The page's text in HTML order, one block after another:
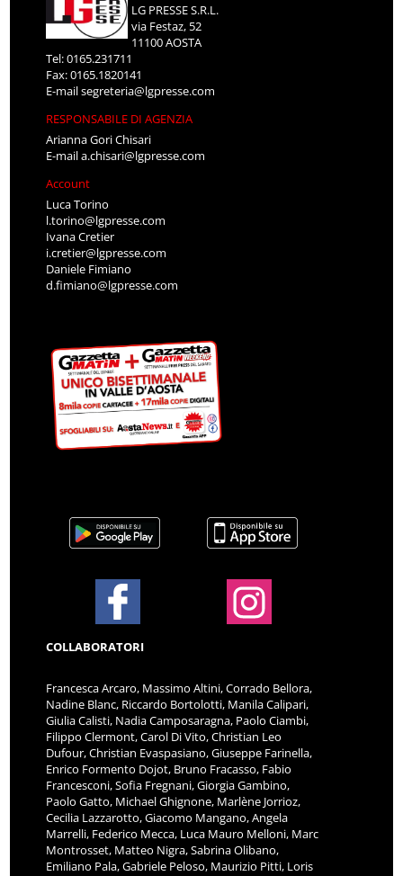
LG PRESSE S.R.L.
via Festaz, 52
11100 AOSTA
Tel: 0165.231711
Fax: 0165.1820141
E-mailsegreteria@lgpresse.com
RESPONSABILE DI AGENZIA
Arianna Gori Chisari
E-maila.chisari@lgpresse.com
Account
Luca Torino
l.torino@lgpresse.com
Ivana Cretier
i.cretier@lgpresse.com
Daniele Fimiano
d.fimiano@lgpresse.com
COLLABORATORI
Francesca Arcaro, Massimo Altini, Corrado Bellora,
Nadine Blanc, Riccardo Bortolotti, Manila Calipari,
Giulia Calisti, Nadia Camposaragna, Paolo Ciambi,
Filippo Clermont, Carol Di Vito, Christian Leo
Dufour, Christian Evaspasiano, Giuseppe Farinella,
Enrico Formento Dojot, Bruno Fracasso, Fabio
Francesconi, Sofia Fregnani, Giorgia Gambino,
Paolo Gatto, Michael Ghignone, Marlène Jorrioz,
Cecilia Lazzarotto, Giacomo Mangano, Angela
Marrelli, Federico Mecca, Luca Mauro Melloni, Marc
Montrosset, Matteo Nigra, Sabrina Olibano,
Emiliano Pala, Gabriele Peloso, Maurizio Pitti, Loris